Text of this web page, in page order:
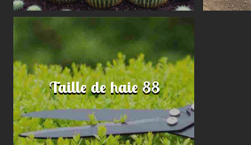
Taille de haie 88